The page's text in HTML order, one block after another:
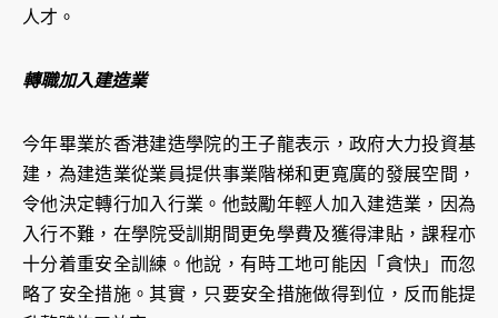
人才。
轉職加入建造業
今年畢業於香港建造學院的王子龍表示，政府大力投資基
建，為建造業從業員提供事業階梯和更寬廣的發展空間，
令他決定轉行加入行業。他鼓勵年輕人加入建造業，因為
入行不難，在學院受訓期間更免學費及獲得津貼，課程亦
十分着重安全訓練。他說，有時工地可能因「貪快」而忽
略了安全措施。其實，只要安全措施做得到位，反而能提